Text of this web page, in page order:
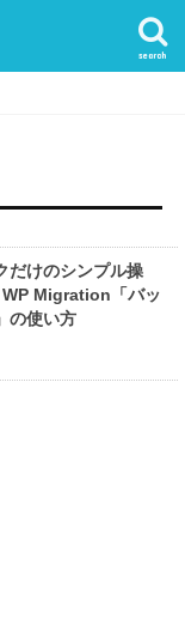
search
だけのシンプル操
Migration「バッ
の使い方